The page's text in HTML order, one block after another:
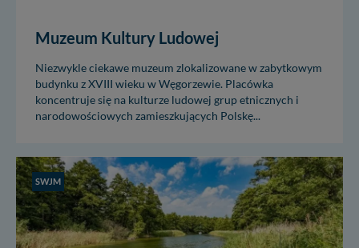
Muzeum Kultury Ludowej
Niezwykle ciekawe muzeum zlokalizowane w zabytkowym
budynku z XVIII wieku w Węgorzewie. Placówka
koncentruje się na kulturze ludowej grup etnicznych i
narodowościowych zamieszkujących Polskę...
SWJM